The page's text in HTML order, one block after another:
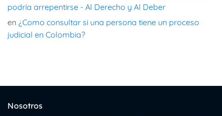
podría arrepentirse - Al Derecho y Al Deber
en ¿Como consultar si una persona tiene un proceso
judicial en Colombia?
Nosotros